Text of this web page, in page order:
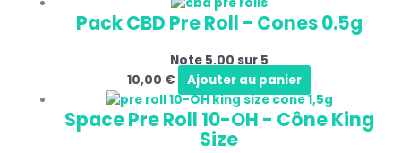
Pack CBD Pre Roll - Cones 0.5g
Note 5.00 sur 5
10,00 € Ajouter au panier
Space Pre Roll 10-OH - Cône King
Size